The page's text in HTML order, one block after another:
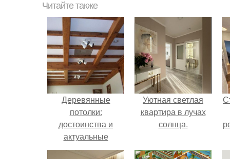
Читайте также
Деревянные
потолки:
достоинства и
актуальные
варианты
Уютная светлая
квартира в лучах
солнца.